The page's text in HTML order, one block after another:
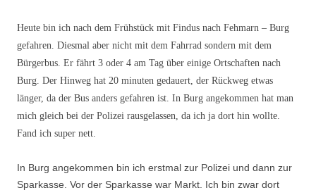
Heute bin ich nach dem Frühstück mit Findus nach Fehmarn – Burg
gefahren. Diesmal aber nicht mit dem Fahrrad sondern mit dem
Bürgerbus. Er fährt 3 oder 4 am Tag über einige Ortschaften nach
Burg. Der Hinweg hat 20 minuten gedauert, der Rückweg etwas
länger, da der Bus anders gefahren ist. In Burg angekommen hat man
mich gleich bei der Polizei rausgelassen, da ich ja dort hin wollte.
Fand ich super nett.
In Burg angekommen bin ich erstmal zur Polizei und dann zur
Sparkasse. Vor der Sparkasse war Markt. Ich bin zwar dort